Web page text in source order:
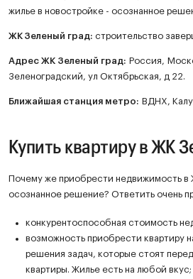
жилье в новостройке - осознанное
ЖК Зеленый град: строительство
Адрес ЖК Зеленый град: Россия,
Зеленоградский, ул Октябрьская, д 22.
Ближайшая станция метро: ВДНХ,
Купить квартиру в ЖК
Почему же приобрести недвижимость в
осознанное решение? Ответить очень
конкурентоспособная стоимость
возможность приобрести квартиру
решения задач, которые стоят
квартиры. Жилье есть на любой вкус;